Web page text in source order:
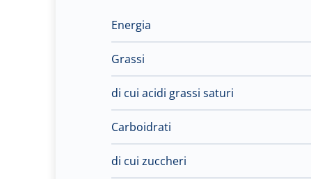
Energia
Grassi
di cui acidi grassi saturi
Carboidrati
di cui zuccheri